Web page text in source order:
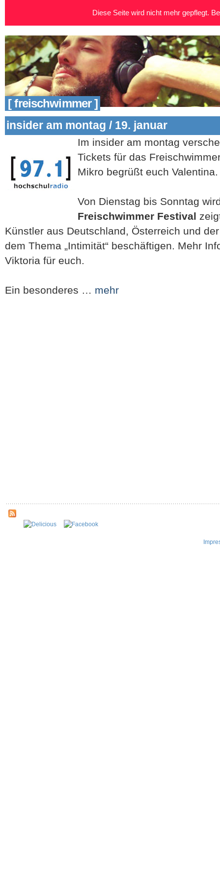
[ freischwimmer ]
insider am montag / 19. januar
Im insider am montag
Tickets für das
Mikro begrüßt euch Valentina.
Von Dienstag bis Sonntag
Freischwimmer Festival
Künstler aus Deutschland, Österreich und
dem Thema „Intimität“ beschäftigen. Mehr
Viktoria für euch.
Ein besonderes … mehr
Diese Seite wird nicht mehr gepflegt.